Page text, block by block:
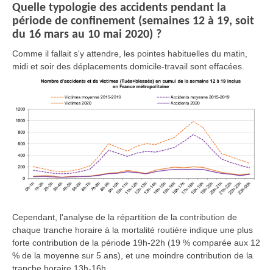
Quelle typologie des accidents pendant la
période de confinement (semaines 12 à 19, soit
du 16 mars au 10 mai 2020) ?
Comme il fallait s'y attendre, les pointes habituelles du matin,
midi et soir des déplacements domicile-travail sont effacées.
Cependant, l'analyse de la répartition de la contribution de
chaque tranche horaire à la mortalité routière indique une plus
forte contribution de la période 19h-22h (19 % comparée aux 12
% de la moyenne sur 5 ans), et une moindre contribution de la
tranche horaire 13h-16h.